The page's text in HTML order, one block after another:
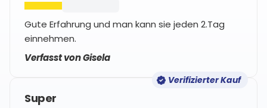
Gute Erfahrung und man kann sie jeden 2.Tag
einnehmen.
Verfasst von Gisela
Verifizierter Kauf
Super